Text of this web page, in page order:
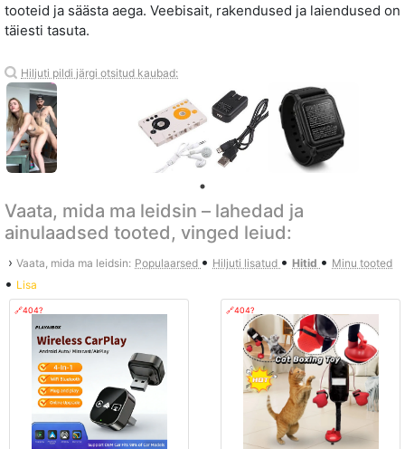
tooteid ja säästa aega. Veebisait, rakendused ja laiendused on
täiesti tasuta.
Hiljuti pildi järgi otsitud kaubad:
Vaata, mida ma leidsin – lahedad ja
ainulaadsed tooted, vinged leiud:
› Vaata, mida ma leidsin: Populaarsed • Hiljuti lisatud • Hitid • Minu tooted
• Lisa
🔗404? 🔗404?